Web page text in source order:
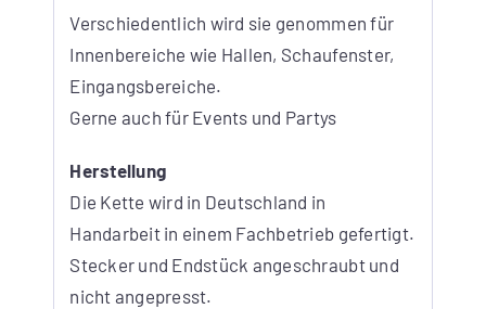
Verschiedentlich wird sie genommen für
Innenbereiche wie Hallen, Schaufenster,
Eingangsbereiche.
Gerne auch für Events und Partys
Herstellung
Die Kette wird in Deutschland in
Handarbeit in einem Fachbetrieb gefertigt.
Stecker und Endstück angeschraubt und
nicht angepresst.